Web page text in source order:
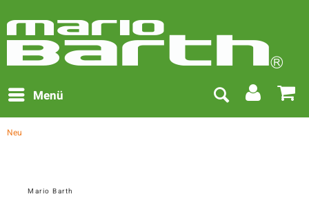
Menü
Neu
Mario Barth